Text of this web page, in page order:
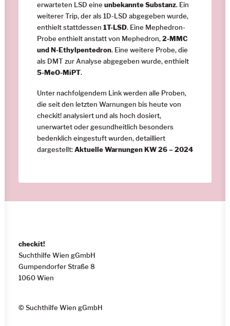
erwarteten LSD eine unbekannte Substanz. Ein
weiterer Trip, der als 1D-LSD abgegeben wurde,
enthielt stattdessen 1T-LSD. Eine Mephedron-
Probe enthielt anstatt von Mephedron,2-MMC
und N-Ethylpentedron. Eine weitere Probe, die
als DMT zur Analyse abgegeben wurde, enthielt
5-MeO-MiPT.
Unter nachfolgendem Link werden alle Proben,
die seit den letzten Warnungen bis heute von
checkit! analysiert und als hoch dosiert,
unerwartet oder gesundheitlich besonders
bedenklich eingestuft wurden, detailliert
dargestellt:Aktuelle Warnungen KW 26 – 2024
checkit!
Suchthilfe Wien gGmbH
Gumpendorfer Straße 8
1060 Wien
© Suchthilfe Wien gGmbH